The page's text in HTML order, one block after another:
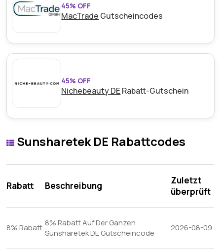
45% OFF
MacTrade Gutscheincodes
45% OFF
Nichebeauty DERabatt-Gutschein
Sunsharetek DE Rabattcodes
Rabatt Beschreibung
Zuletzt
überprüft
8% Rabatt 8% Rabatt Auf Der Ganzen
Sunsharetek DE Gutscheincode
2026-08-09